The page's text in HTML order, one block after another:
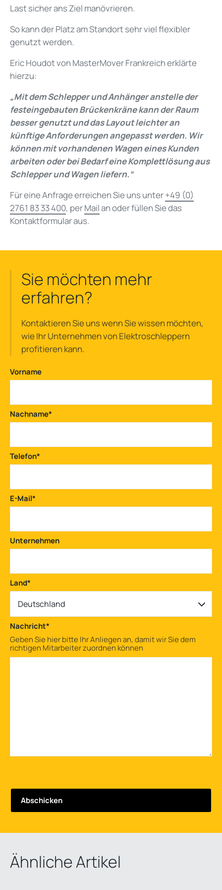
Last sicher ans Ziel manövrieren.
So kann der Platz am Standort sehr viel flexibler
genutzt werden.
Eric Houdot von MasterMover Frankreich erklärte
hierzu:
„Mit dem Schlepper und Anhänger anstelle der
festeingebauten Brückenkräne kann der Raum
besser genutzt und das Layout leichter an
künftige Anforderungen angepasst werden. Wir
können mit vorhandenen Wagen eines Kunden
arbeiten oder bei Bedarf eine Komplettlösung aus
Schlepper und Wagen liefern.“
Für eine Anfrage erreichen Sie uns unter+49 (0)
2761 83 33 400, perMailan oder füllen Sie das
Kontaktformular aus.
Sie möchten mehr
erfahren?
Kontaktieren Sie uns wenn Sie wissen möchten,
wie Ihr Unternehmen von Elektroschleppern
profitieren kann.
Vorname
Nachname*
Telefon*
E-Mail*
Unternehmen
Land*
Deutschland
Nachricht*
Geben Sie hier bitte Ihr Anliegen an, damit wir Sie dem
richtigen Mitarbeiter zuordnen können
Ähnliche Artikel